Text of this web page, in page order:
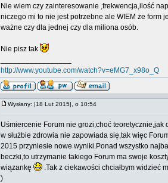
Nie wiem czy zainteresowanie ,frekwencja,ilość
niczego mi to nie jest potrzebne ale WIEM że form
ważne czy dla jednej czy dla miliona osób.
Nie pisz tak
http://www.youtube.com/watch?v=eMG7_x98o_Q
Wysłany: |18 Lut 2015|, o 10:54
Uśmiercenie Forum nie grozi,choć
w służbie zdrowia nie zapowiada się,tak więc
2015 przyniesie nowe wyniki.Ponad wszystko
beczki,to utrzymanie takiego Forum ma swoje
wiązankę
.Tak z ciekawości chciałbym widzieć
)